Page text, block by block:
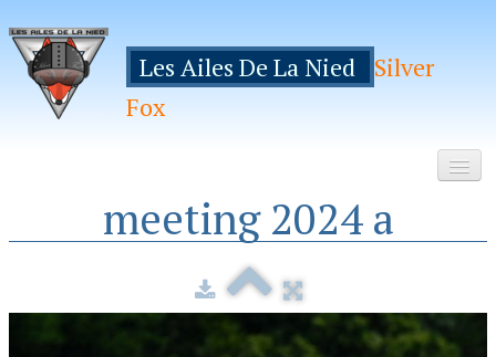
Les Ailes De La Nied
Silver
Fox
Espace Membres
meeting 2024 a